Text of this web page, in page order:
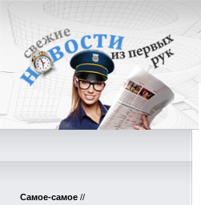
Самое-самое //